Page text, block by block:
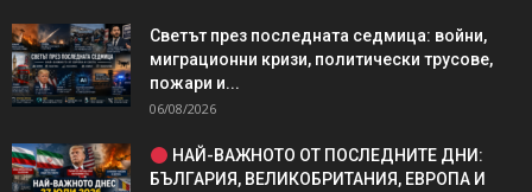
Светът през последната седмица: войни,
миграционни кризи, политически трусове,
пожари и...
06/08/2026
НАЙ-ВАЖНОТО ОТ ПОСЛЕДНИТЕ ДНИ:
БЪЛГАРИЯ, ВЕЛИКОБРИТАНИЯ, ЕВРОПА И